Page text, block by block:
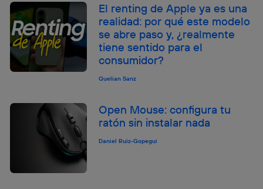
El renting de Apple ya es una
realidad: por qué este modelo
se abre paso y, ¿realmente
tiene sentido para el
consumidor?
Quelian Sanz
Open Mouse: configura tu
ratón sin instalar nada
Daniel Ruiz-Gopegui